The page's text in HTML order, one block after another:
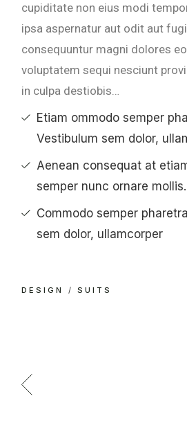
cupiditate non eius modi
ipsa aspernatur aut odit aut
consequuntur magni dolores
voluptatem sequi nesciunt
in culpa destiobis…
Etiam ommodo semper
Vestibulum sem dolor,
Aenean consequat at
semper nunc ornare
Commodo semper
sem dolor, ullamcorper
DESIGN SUITS